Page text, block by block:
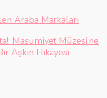
Araba Markaları
Masumiyet Müzesi’ne
Aşkın Hikayesi